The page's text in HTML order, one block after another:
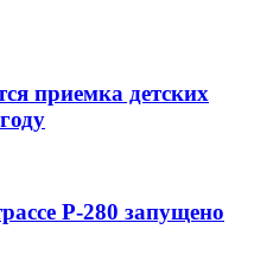
приемка детских
Р-280 запущено